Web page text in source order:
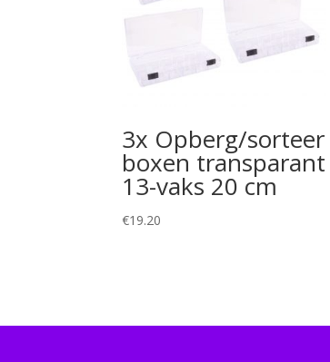
3x Opberg/sorteer
boxen transparant
13-vaks 20 cm
€19.20